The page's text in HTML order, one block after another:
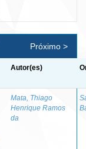
Próximo >
Autor(es)
Mata, Thiago
Henrique Ramos
da